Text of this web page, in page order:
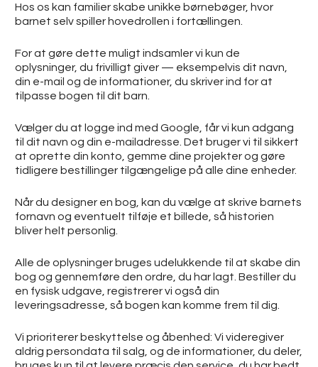
Hos os kan familier skabe unikke børnebøger, hvor
barnet selv spiller hovedrollen i fortællingen.
For at gøre dette muligt indsamler vi kun de
oplysninger, du frivilligt giver — eksempelvis dit navn,
din e-mail og de informationer, du skriver ind for at
tilpasse bogen til dit barn.
Vælger du at logge ind med Google, får vi kun adgang
til dit navn og din e-mailadresse. Det bruger vi til sikkert
at oprette din konto, gemme dine projekter og gøre
tidligere bestillinger tilgængelige på alle dine enheder.
Når du designer en bog, kan du vælge at skrive barnets
fornavn og eventuelt tilføje et billede, så historien
bliver helt personlig.
Alle de oplysninger bruges udelukkende til at skabe din
bog og gennemføre den ordre, du har lagt. Bestiller du
en fysisk udgave, registrerer vi også din
leveringsadresse, så bogen kan komme frem til dig.
Vi prioriterer beskyttelse og åbenhed: Vi videregiver
aldrig persondata til salg, og de informationer, du deler,